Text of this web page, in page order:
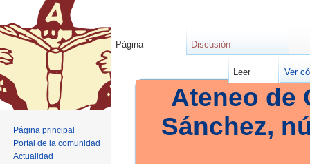
Ateneo de
Sánchez,
Página Discusión
Leer Ver
Página principal
Portal de la comunidad
Actualidad